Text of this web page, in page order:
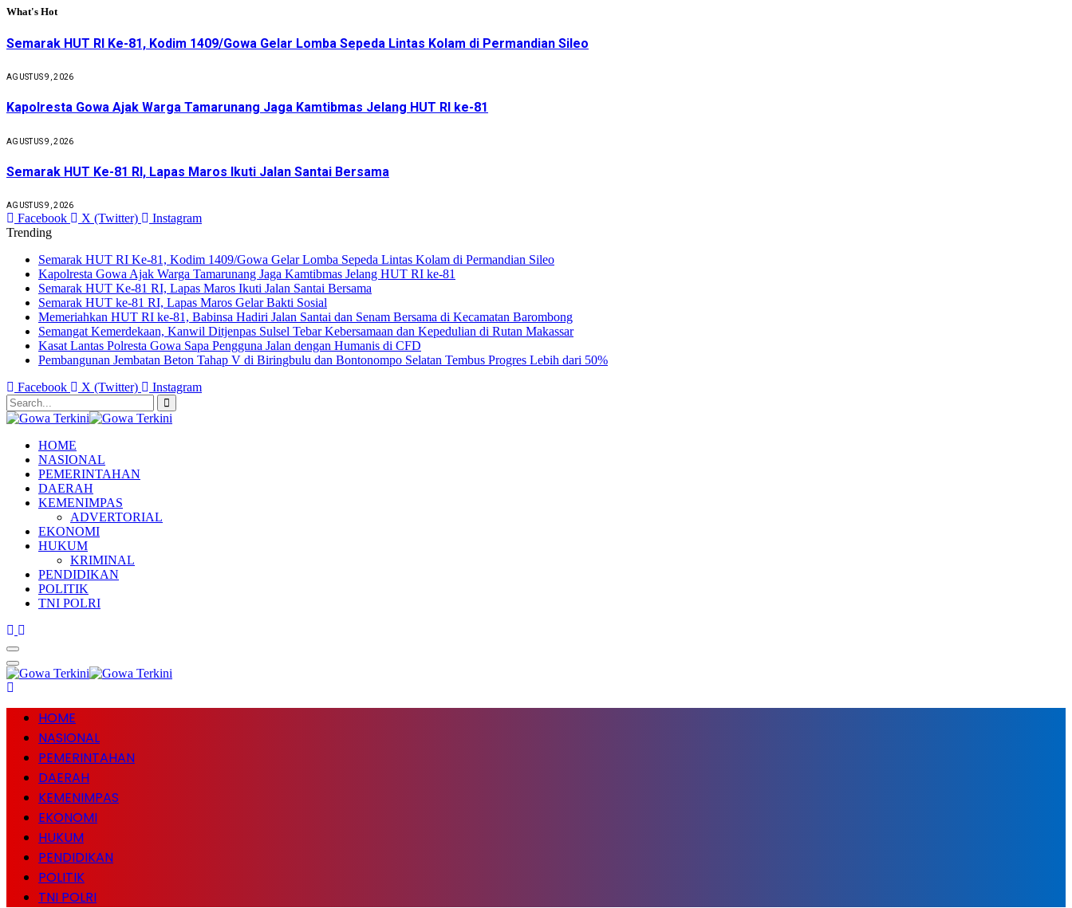
What's Hot
Semarak HUT RI Ke-81, Kodim 1409/Gowa Gelar Lomba Sepeda Lintas Kolam di Permandian Sileo
AGUSTUS 9, 2026
Kapolresta Gowa Ajak Warga Tamarunang Jaga Kamtibmas Jelang HUT RI ke-81
AGUSTUS 9, 2026
Semarak HUT Ke-81 RI, Lapas Maros Ikuti Jalan Santai Bersama
AGUSTUS 9, 2026
Facebook X (Twitter)
Instagram
Trending
Semarak HUT RI Ke-81, Kodim 1409/Gowa Gelar Lomba Sepeda Lintas Kolam di Permandian Sileo
Kapolresta Gowa Ajak Warga Tamarunang Jaga Kamtibmas Jelang HUT RI ke-81
Semarak HUT Ke-81 RI, Lapas Maros Ikuti Jalan Santai Bersama
Semarak HUT ke-81 RI, Lapas Maros Gelar Bakti Sosial
Memeriahkan HUT RI ke-81, Babinsa Hadiri Jalan Santai dan Senam Bersama di Kecamatan Barombong
Semangat Kemerdekaan, Kanwil Ditjenpas Sulsel Tebar Kebersamaan dan Kepedulian di Rutan Makassar
Kasat Lantas Polresta Gowa Sapa Pengguna Jalan dengan Humanis di CFD
Pembangunan Jembatan Beton Tahap V di Biringbulu dan Bontonompo Selatan Tembus Progres Lebih dari 50%
Facebook
X (Twitter) Instagram
HOME
NASIONAL
PEMERINTAHAN
DAERAH
KEMENIMPAS
ADVERTORIAL
EKONOMI
HUKUM
KRIMINAL
PENDIDIKAN
POLITIK
TNI POLRI
HOME
NASIONAL
PEMERINTAHAN
DAERAH
KEMENIMPAS
EKONOMI
HUKUM
PENDIDIKAN
POLITIK
TNI POLRI